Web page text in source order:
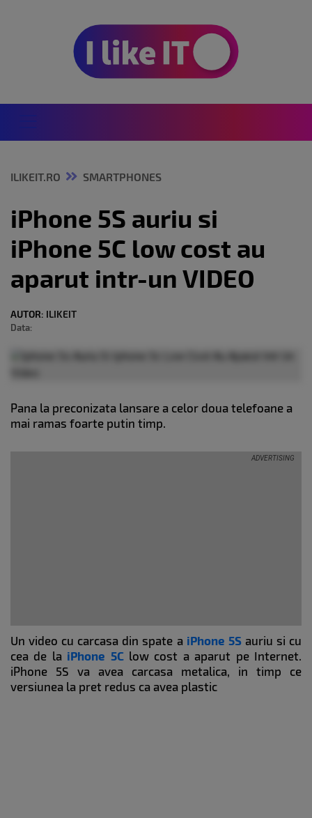
ILIKEIT.RO SMARTPHONES
iPhone 5S auriu si
iPhone 5C low cost au
aparut intr-un VIDEO
AUTOR: ILIKEIT
Data:
Pana la preconizata lansare a celor doua telefoane a
mai ramas foarte putin timp.
Un video cu carcasa din spate a iPhone 5Sauriu si cu
cea de la iPhone 5Clow cost a aparut pe Internet.
iPhone 5S va avea carcasa metalica, in timp ce
versiunea la pret redus ca avea plastic